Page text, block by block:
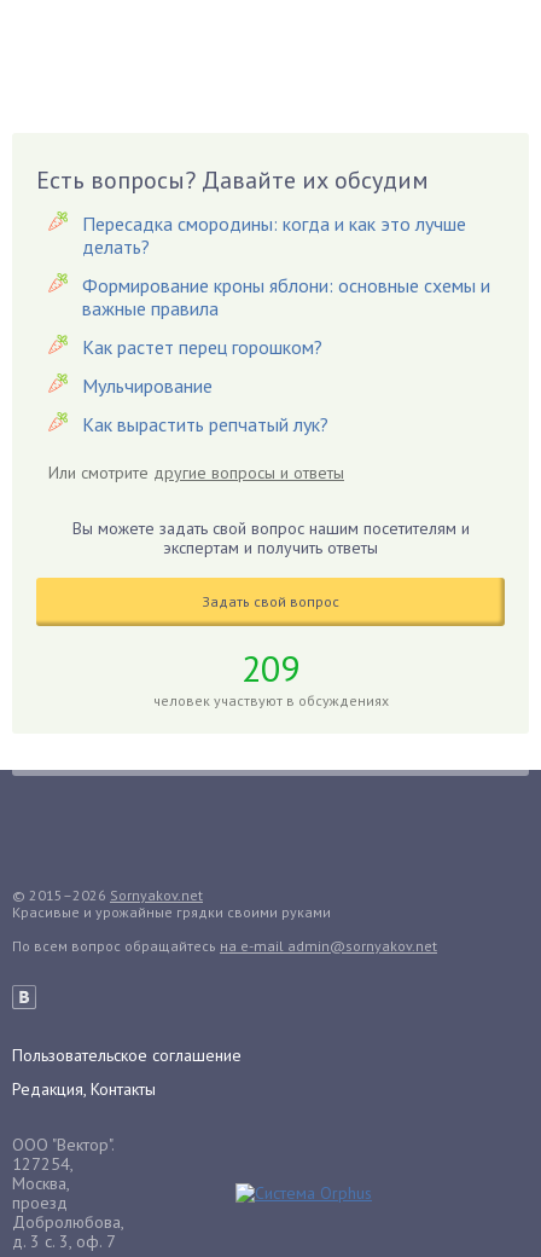
Виноград
Вишня
Вредители
Гардения
Гацания
Гвоздики
Георгины
Герань
Гиппеаструм
Годжи
Грядки
Дельфиниум
Дендробиум
Денежное дерево
Диффенбахия
Драцена
Дыня
Есть вопросы? Давайте их обсудим
Пересадка смородины: когда и как это лучше
делать?
Формирование кроны яблони: основные схемы и
важные правила
Как растет перец горошком?
Мульчирование
Как вырастить репчатый лук?
Или смотрите другие вопросы и ответы
Вы можете задать свой вопрос нашим посетителям и
экспертам и получить ответы
Задать свой вопрос
209
человек участвуют в обсуждениях
© 2015–2026 Sornyakov.net
Красивые и урожайные грядки своими руками
По всем вопрос обращайтесь на e-mail admin@sornyakov.net
Пользовательское соглашение
Редакция, Контакты
ООО "Вектор".
127254,
Москва,
проезд
Добролюбова,
д. 3 с. 3, оф. 7